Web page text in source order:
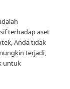
terhadap aset
Anda tidak
terjadi,
untuk